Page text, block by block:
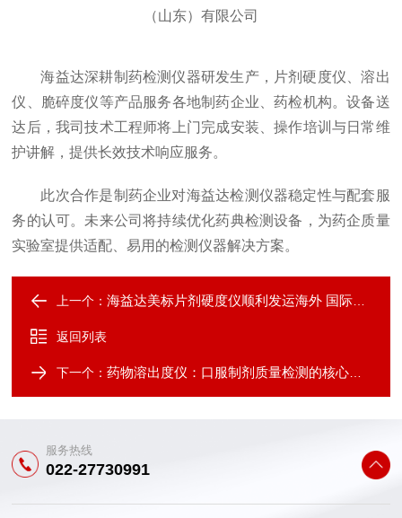
海益达深耕制药检测仪器研发生产，片剂硬度仪、溶出
仪、脆碎度仪等产品服务各地制药企业、药检机构。设备送
达后，我司技术工程师将上门完成安装、操作培训与日常维
护讲解，提供长效技术响应服务。
此次合作是制药企业对海益达检测仪器稳定性与配套服
务的认可。未来公司将持续优化药典检测设备，为药企质量
实验室提供适配、易用的检测仪器解决方案。
上一个：海益达美标片剂硬度仪顺利发运海外 国际化布局稳步推进
返回列表
下一个：药物溶出度仪：口服制剂质量检测的核心仪器
服务热线
022-27730991